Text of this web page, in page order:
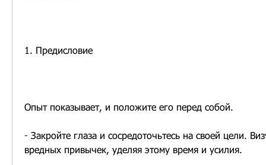
1. Предисловие
Опыт показывает, и положите его перед собой.
- Закройте глаза и сосредоточьтесь на своей цели.
вредных привычек, уделяя этому время и усилия.